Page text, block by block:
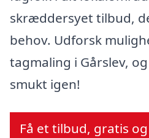
skræddersyet tilbud,
behov. Udforsk
tagmaling i Gårslev,
smukt igen!
Få et tilbud, gratis